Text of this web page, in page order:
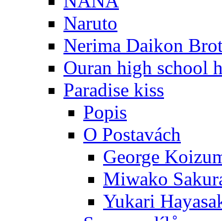
Naruto
Nerima Daikon
Ouran high school
Paradise kiss
Popis
O Postavách
George
Miwako
Yukari